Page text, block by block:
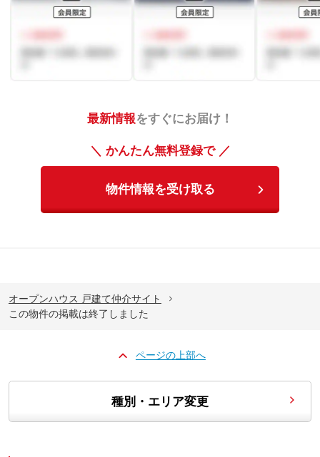
最新情報をすぐにお届け！
＼ かんたん無料登録で ／
物件情報を受け取る
オープンハウス 戸建て仲介サイト
この物件の掲載は終了しました
ページの上部へ
種別・エリア変更